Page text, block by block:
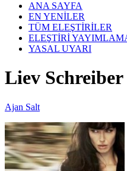
ANA SAYFA
EN YENİLER
TÜM ELEŞTİRİLER
ELEŞTİRİ
YASAL UYARI
Liev Schreiber
Ajan Salt